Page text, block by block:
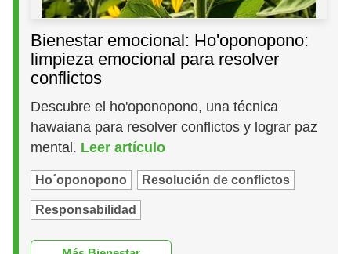
Bienestar emocional: Ho'oponopono:
limpieza emocional para resolver
conflictos
Descubre el ho'oponopono, una técnica
hawaiana para resolver conflictos y lograr paz
mental. Leer artículo
Ho´oponopono Resolución de conflictos
Responsabilidad